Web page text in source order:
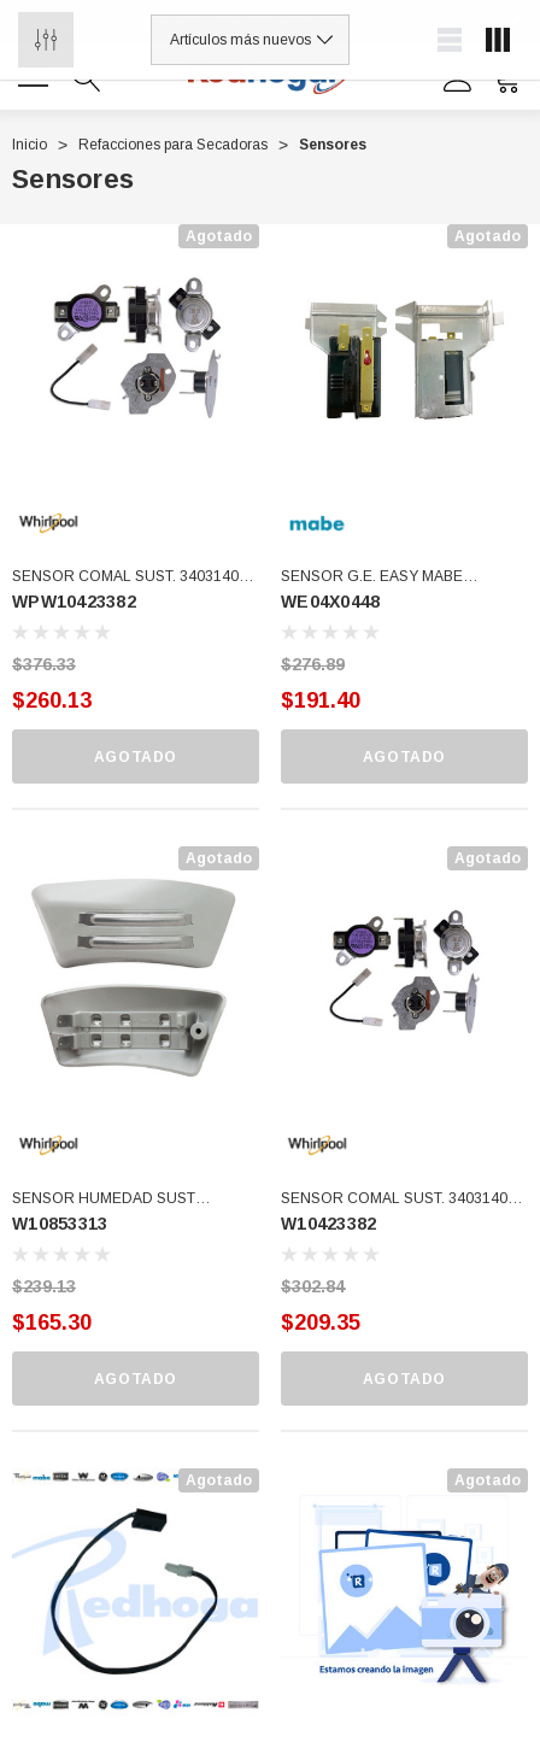
Inicio Refacciones para Secadoras Sensores
Sensores
JAS Sust
AH388034,
BALERO 6006 ORIG SELLO NEOPRENO
360130 W10239909 228C2007P001 (3934469)
3934469
$46.62
$30.68
Agotado
SENSOR COMAL SUST. 3403140
W10423382 USAR W11050897
(WPW10423382)
WPW10423382
$376.33
$260.13
AGOTADO
Agotado
SENSOR G.E. EASY MABE
WE4X448 (WE04X0448)
WE04X0448
$276.89
$191.40
AGOTADO
Agotado
SENSOR HUMEDAD SUST
WP3387223 (W10853313)
W10853313
$239.13
$165.30
AGOTADO
Agotado
SENSOR COMAL SUST. 3403140
WPW10423382 USAR W11050897
(W10423382)
W10423382
$302.84
$209.35
AGOTADO
Agotado Agotado
7614